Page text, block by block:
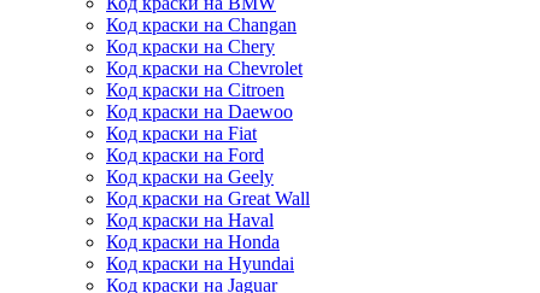
Код краски на Changan
Код краски на Chery
Код краски на Chevrolet
Код краски на Citroen
Код краски на Daewoo
Код краски на Fiat
Код краски на Ford
Код краски на Geely
Код краски на Great Wall
Код краски на Haval
Код краски на Honda
Код краски на Hyundai
Код краски на Jaguar